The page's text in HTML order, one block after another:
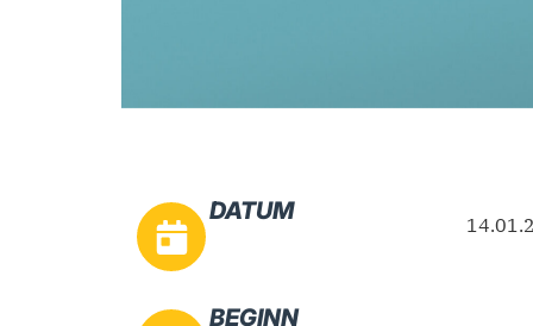
DATUM
BEGINN